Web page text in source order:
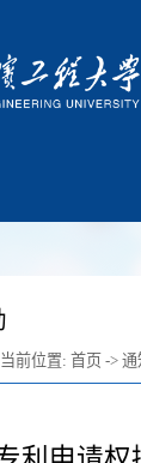
当前位置: 首页 -> 通